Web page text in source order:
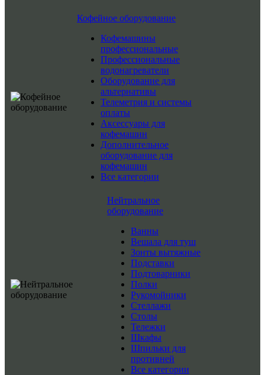
Кофейное оборудование
Кофемашины
профессиональные
Профессиональные
водонагреватели
Оборудование для
альтернативы
Телеметрия и системы
оплаты
Аксессуары для
кофемашин
Дополнительное
оборудование для
кофемашин
Все категории
Нейтральное
оборудование
Ванны
Вешала для туш
Зонты вытяжные
Подставки
Подтоварники
Полки
Рукомойники
Стеллажи
Столы
Тележки
Шкафы
Шпильки для
противней
Все категории